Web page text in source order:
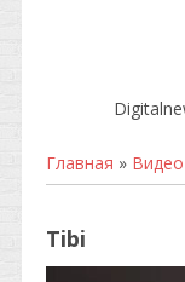
Главная » Видео
Tibi